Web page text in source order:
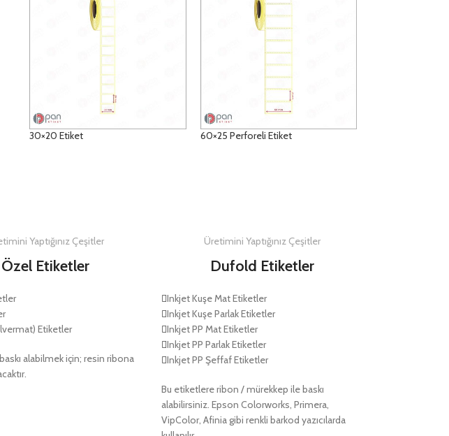
30×20 Etiket 60×25 Perforeli Etiket
Yaptığınız Çeşitler
Özel Etiketler
Etiketler
alabilmek için; resin ribona
Üretimini Yaptığınız Çeşitler
Dufold Etiketler
Inkjet Kuşe Mat Etiketler
Inkjet Kuşe Parlak Etiketler
Inkjet PP Mat Etiketler
Inkjet PP Parlak Etiketler
Inkjet PP Şeffaf Etiketler
Bu etiketlere ribon / mürekkep ile baskı
alabilirsiniz. Epson Colorworks, Primera,
VipColor, Afinia gibi renkli barkod yazıcılarda